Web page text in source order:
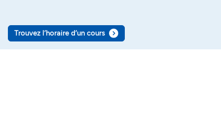
Trouvez l’horaire d’un cours